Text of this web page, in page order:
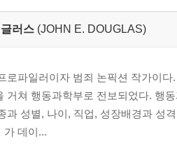
러스 (JOHN E. DOUGLAS)
로파일러이자 범죄 논픽션 작가이
거쳐 행동과학부로 전보되었다. 행
과 성별, 나이, 직업, 성장배경과 성
가 데이...